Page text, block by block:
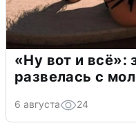
«Ну вот и всё»:
развелась с
6 августа 24